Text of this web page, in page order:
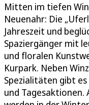
Mitten im tiefen
Neuenahr: Die
Jahreszeit und
Spaziergänger mit
und floralen
Kurpark. Neben
Spezialitäten gibt
und Tagesaktionen.